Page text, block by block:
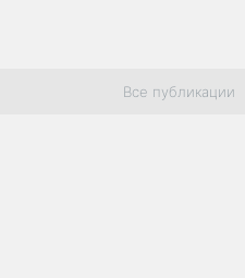
Все публикации